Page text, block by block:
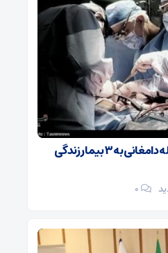
اهدای اعضای کودک ۶ ساله دامغانی به ۳ بیمار زندگی
۰